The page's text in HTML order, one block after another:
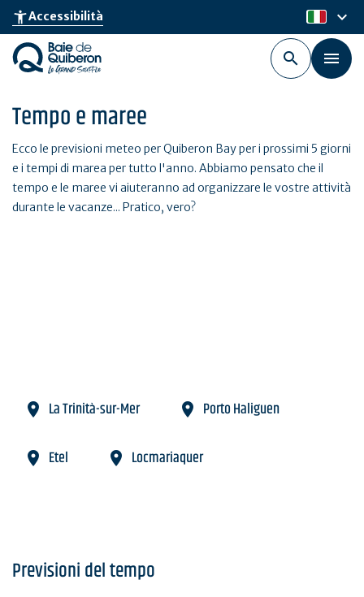
Skip
main
content
accessibility_newAccessibilità it
keyboard_arrow_down
Tempo e maree
Ecco le previsioni meteo per Quiberon Bay per i prossimi 5 giorni
e i tempi di marea per tutto l'anno. Abbiamo pensato che il
tempo e le maree vi aiuteranno ad organizzare le vostre attività
durante le vacanze... Pratico, vero?
La Trinità-sur-Mer Porto Haliguen
Etel Locmariaquer
Previsioni del tempo